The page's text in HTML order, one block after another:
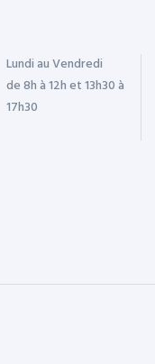
Lundi au Vendredi
de 8h à 12h et 13h30 à
17h30